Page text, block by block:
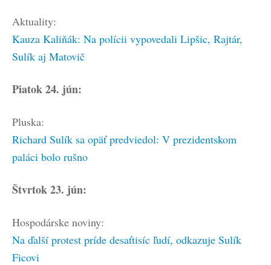
Aktuality:
Kauza Kaliňák: Na polícii vypovedali Lipšic, Rajtár,
Sulík aj Matovič
Piatok 24. jún:
Pluska:
Richard Sulík sa opäť predviedol: V prezidentskom
paláci bolo rušno
Štvrtok 23. jún:
Hospodárske noviny:
Na ďalší protest príde desaťtisíc ľudí, odkazuje Sulík
Ficovi